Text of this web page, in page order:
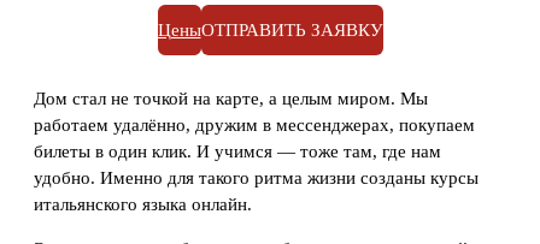
ЦеныОТПРАВИТЬ ЗАЯВКУ
Дом стал не точкой на карте, а целым миром. Мы
работаем удалённо, дружим в мессенджерах, покупаем
билеты в один клик. И учимся — тоже там, где нам
удобно. Именно для такого ритма жизни созданы курсы
итальянского языка онлайн.